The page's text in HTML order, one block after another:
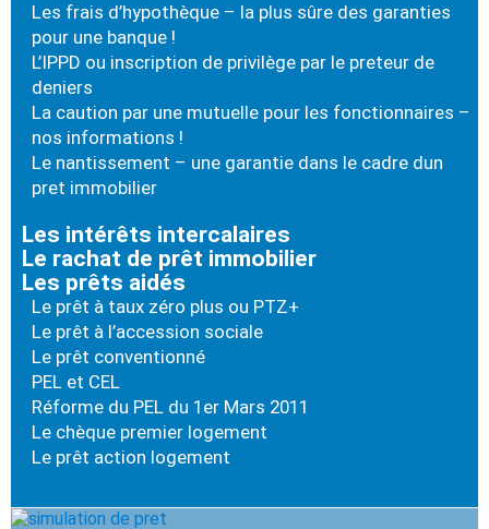
Les frais d’hypothèque – la plus sûre des garanties
pour une banque !
L’IPPD ou inscription de privilège par le preteur de
deniers
La caution par une mutuelle pour les fonctionnaires –
nos informations !
Le nantissement – une garantie dans le cadre dun
pret immobilier
Les intérêts intercalaires
Le rachat de prêt immobilier
Les prêts aidés
Le prêt à taux zéro plus ou PTZ+
Le prêt à l’accession sociale
Le prêt conventionné
PEL et CEL
Réforme du PEL du 1er Mars 2011
Le chèque premier logement
Le prêt action logement